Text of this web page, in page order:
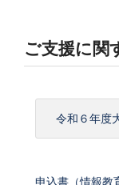
ご支援に関
令和６年度
申込書（情報教